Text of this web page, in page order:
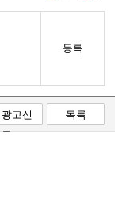
등록
고신
고
목록